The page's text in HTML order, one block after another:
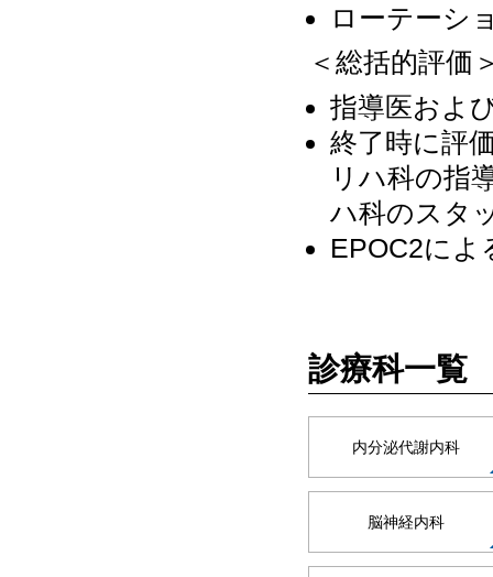
ローテーシ
＜総括的評価
指導医およ
終了時に評
リハ科の指
ハ科のスタ
EPOC2によ
診療科一覧
内分泌代謝内科
脳神経内科